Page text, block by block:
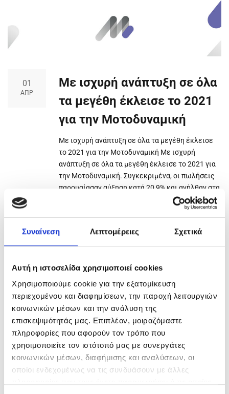
Συναίνεση Λεπτομέρειες Σχετικά
Αυτή η ιστοσελίδα χρησιμοποιεί cookies
Χρησιμοποιούμε cookie για την εξατομίκευση
περιεχομένου και διαφημίσεων, την παροχή λειτουργιών
κοινωνικών μέσων και την ανάλυση της
επισκεψιμότητάς μας. Επιπλέον, μοιραζόμαστε
πληροφορίες που αφορούν τον τρόπο που
χρησιμοποιείτε τον ιστότοπό μας με συνεργάτες
κοινωνικών μέσων, διαφήμισης και αναλύσεων, οι
οποίοι ενδεχομένως να τις συνδυάσουν με άλλες
01
ΑΠΡ
Με ισχυρή ανάπτυξη σε όλα
τα μεγέθη έκλεισε το 2021
για την Μοτοδυναμική
Με ισχυρή ανάπτυξη σε όλα τα μεγέθη έκλεισε
το 2021 για την Μοτοδυναμική Με ισχυρή
ανάπτυξη σε όλα τα μεγέθη έκλεισε το 2021 για
την Μοτοδυναμική. Συγκεκριμένα, οι πωλήσεις
παρουσίασαν αύξηση κατά 20,9% και ανήλθαν στα
94,7 εκ. Τα κέρδη προ φόρων, τόκων &
αποσβέσεων (Ebitda) ανήλθαν σε 14,2 εκ. ευρώ,
ΑΝΑΖΉΤΗΣΗ
Αναζήτηση ...
ΠΡΌΣΦΑΤΑ ΆΡΘΡΑ
Ο Όμιλος ΜΟΤΟΔΥΝΑΜΙΚΗ διευρύνει το αποτύπωμά του στην